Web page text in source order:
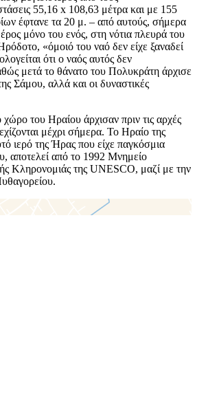
55,16 x 108,63 μέτρα και με 155
έφτανε τα 20 μ. – από αυτούς, σήμερα
μόνο του ενός, στη νότια πλευρά του
«όμοιό του ναό δεν είχε ξαναδεί
ότι ο ναός αυτός δεν
μετά το θάνατο του Πολυκράτη άρχισε
Σάμου, αλλά και οι δυναστικές
του Ηραίου άρχισαν πριν τις αρχές
μέχρι σήμερα. Το Ηραίο της
ιερό της Ήρας που είχε παγκόσμια
αποτελεί από το 1992 Μνημείο
Κληρονομιάς της UNESCO, μαζί με την